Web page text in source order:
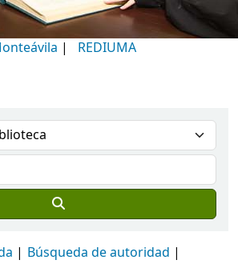
| REDIUMA
Búsqueda de autoridad